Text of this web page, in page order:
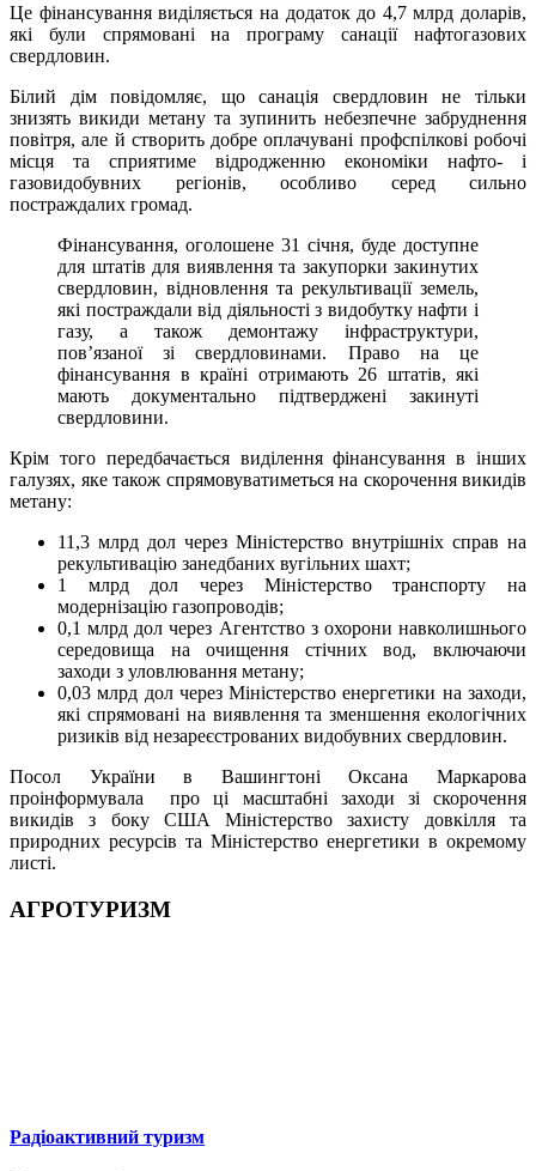
Це фінансування виділяється на додаток до 4,7 млрд доларів,
які були спрямовані на програму санації нафтогазових
свердловин.
Білий дім повідомляє, що санація свердловин не тільки
знизять викиди метану та зупинить небезпечне забруднення
повітря, але й створить добре оплачувані профспілкові робочі
місця та сприятиме відродженню економіки нафто- і
газовидобувних регіонів, особливо серед сильно
постраждалих громад.
Фінансування, оголошене 31 січня, буде доступне
для штатів для виявлення та закупорки закинутих
свердловин, відновлення та рекультивації земель,
які постраждали від діяльності з видобутку нафти і
газу, а також демонтажу інфраструктури,
пов’язаної зі свердловинами. Право на це
фінансування в країні отримають 26 штатів, які
мають документально підтверджені закинуті
свердловини.
Крім того передбачається виділення фінансування в інших
галузях, яке також спрямовуватиметься на скорочення викидів
метану:
11,3 млрд дол через Міністерство внутрішніх справ на
рекультивацію занедбаних вугільних шахт;
1 млрд дол через Міністерство транспорту на
модернізацію газопроводів;
0,1 млрд дол через Агентство з охорони навколишнього
середовища на очищення стічних вод, включаючи
заходи з уловлювання метану;
0,03 млрд дол через Міністерство енергетики на заходи,
які спрямовані на виявлення та зменшення екологічних
ризиків від незареєстрованих видобувних свердловин.
Посол України в Вашингтоні Оксана Маркарова
проінформувала про ці масштабні заходи зі скорочення
викидів з боку США Міністерство захисту довкілля та
природних ресурсів та Міністерство енергетики в окремому
листі.
АГРОТУРИЗМ
Радіоактивний туризм